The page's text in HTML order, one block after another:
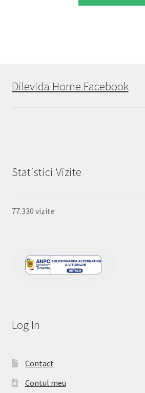
Dilevida Home Facebook
Statistici Vizite
77.330 vizite
Log In
Contact
Contul meu